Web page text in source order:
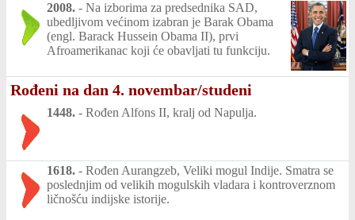
2008. - Na izborima za predsednika SAD,
ubedljivom većinom izabran je Barak Obama
(engl. Barack Hussein Obama II), prvi
Afroamerikanac koji će obavljati tu funkciju.
Rođeni na dan 4. novembar/studeni
1448. - Rođen Alfons II, kralj od Napulja.
1618. - Rođen Aurangzeb, Veliki mogul Indije. Smatra se
poslednjim od velikih mogulskih vladara i kontroverznom
ličnošću indijske istorije.